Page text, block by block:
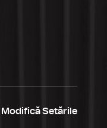
Modifică Setările